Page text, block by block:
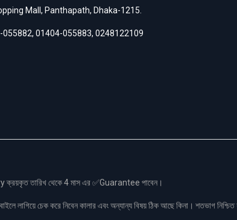
Mall, Panthapath, Dhaka-1215.
055882, 01404-055883, 0248122109
তারিখ থেকে 4 মাস এর ✅Guarantee পাবেন।
লাগিয়ে চেক করে নিবেন কালার এবং অন্যান্য বিষয় ঠিক আছে কিনা। শতভাগ